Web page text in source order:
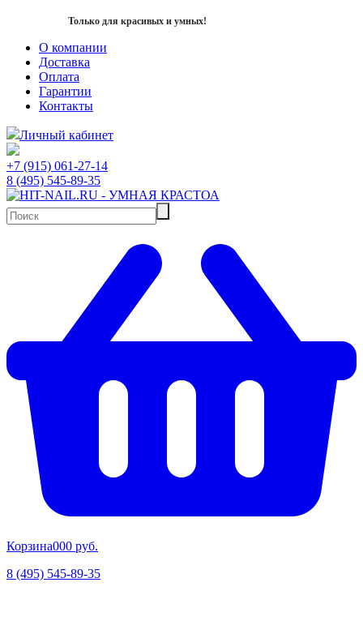
Только для красивых и умных!
О компании
Доставка
Оплата
Гарантии
Контакты
Личный кабинет
+7 (915) 061-27-14
8 (495) 545-89-35
Корзина000 руб.
8 (495) 545-89-35